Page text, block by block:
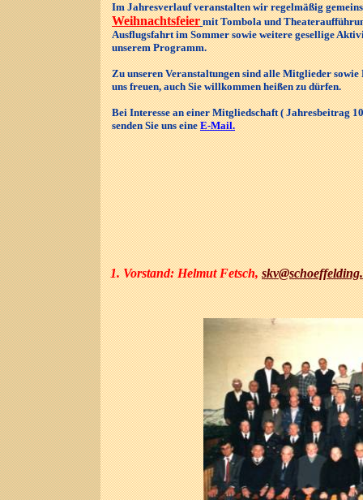
Im Jahresverlauf veranstalten wir regelmäßig
Weihnachtsfeier mit Tombola und
Ausflugsfahrt im Sommer sowie weitere gesellige
unserem Programm.
Zu unseren Veranstaltungen sind alle Mitglieder
uns freuen, auch Sie willkommen heißen zu dürfen.
Bei Interesse an einer Mitgliedschaft ( Jahresbeitrag
senden Sie uns eine E-Mail.
1. Vorstand: Helmut Fetsch,